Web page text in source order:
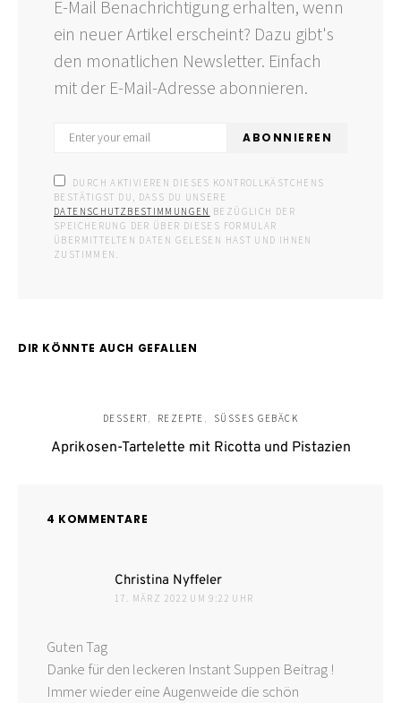
E-Mail Benachrichtigung erhalten, wenn
ein neuer Artikel erscheint? Dazu gibt's
den monatlichen Newsletter. Einfach
mit der E-Mail-Adresse abonnieren.
ABONNIEREN
DURCH AKTIVIEREN DIESES KONTROLLKÄSTCHENS
BESTÄTIGST DU, DASS DU UNSERE
DATENSCHUTZBESTIMMUNGEN BEZÜGLICH DER
SPEICHERUNG DER ÜBER DIESES FORMULAR
ÜBERMITTELTEN DATEN GELESEN HAST UND IHNEN
ZUSTIMMEN.
DIR KÖNNTE AUCH GEFALLEN
DESSERT REZEPTE SÜSSES GEBÄCK
Aprikosen-Tartelette mit Ricotta und Pistazien
4 KOMMENTARE
Christina Nyffeler
17. MÄRZ 2022 UM 9:22 UHR
Guten Tag
Danke für den leckeren Instant Suppen Beitrag !
Immer wieder eine Augenweide die schön